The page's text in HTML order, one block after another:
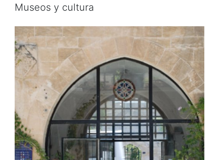
Museos y cultura